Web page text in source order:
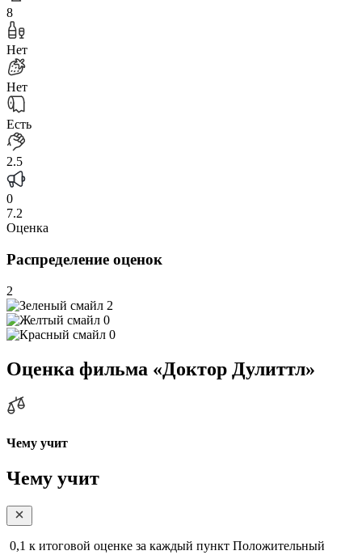
8
Нет
Нет
Есть
2.5
0
7.2
Оценка
Распределение оценок
2
2
0
0
Оценка фильма «Доктор Дулиттл»
Чему учит
Чему учит
0,1 к итоговой оценке за каждый пункт Положительный